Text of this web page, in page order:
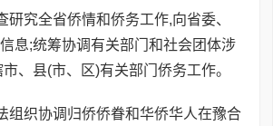
究全省侨情和侨务工作,向省委、
息;统筹协调有关部门和社会团体涉
、县(市、区)有关部门侨务工作。
织协调归侨侨眷和华侨华人在豫合